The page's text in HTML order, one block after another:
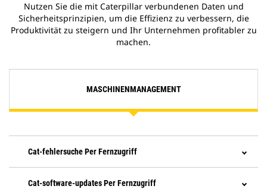
Nutzen Sie die mit Caterpillar verbundenen Daten und
Sicherheitsprinzipien, um die Effizienz zu verbessern, die
Produktivität zu steigern und Ihr Unternehmen profitabler zu
machen.
MASCHINENMANAGEMENT
Cat-fehlersuche Per Fernzugriff
Cat-software-updates Per Fernzugriff